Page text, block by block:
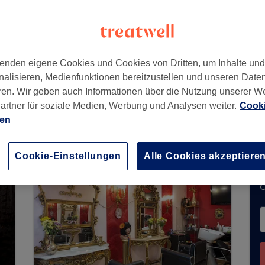
Buchungen über Treatwell entgegen.
Ihrer Nähe zu finden. Dort warten viele
eigene Cookies und Cookies von Dritten, um Inhalte
Medienfunktionen bereitzustellen und unseren
Wir geben auch Informationen über die Nutzung unserer
für soziale Medien, Werbung und Analysen weiter.
Cookie-Einstellungen Alle Cookies akzeptieren